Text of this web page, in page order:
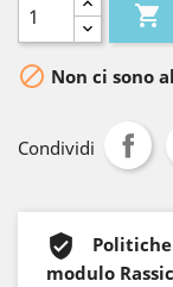

 Non ci sono
Condividi
modulo